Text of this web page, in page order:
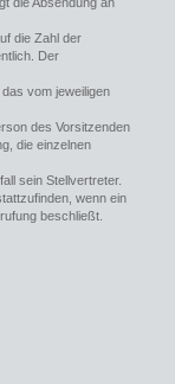
die Zahl der
Der
vom jeweiligen
des Vorsitzenden
die einzelnen
sein Stellvertreter.
wenn ein
beschließt.